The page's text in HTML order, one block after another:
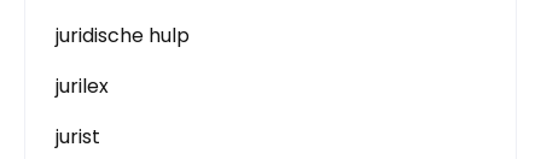
juridische hulp
jurilex
jurist